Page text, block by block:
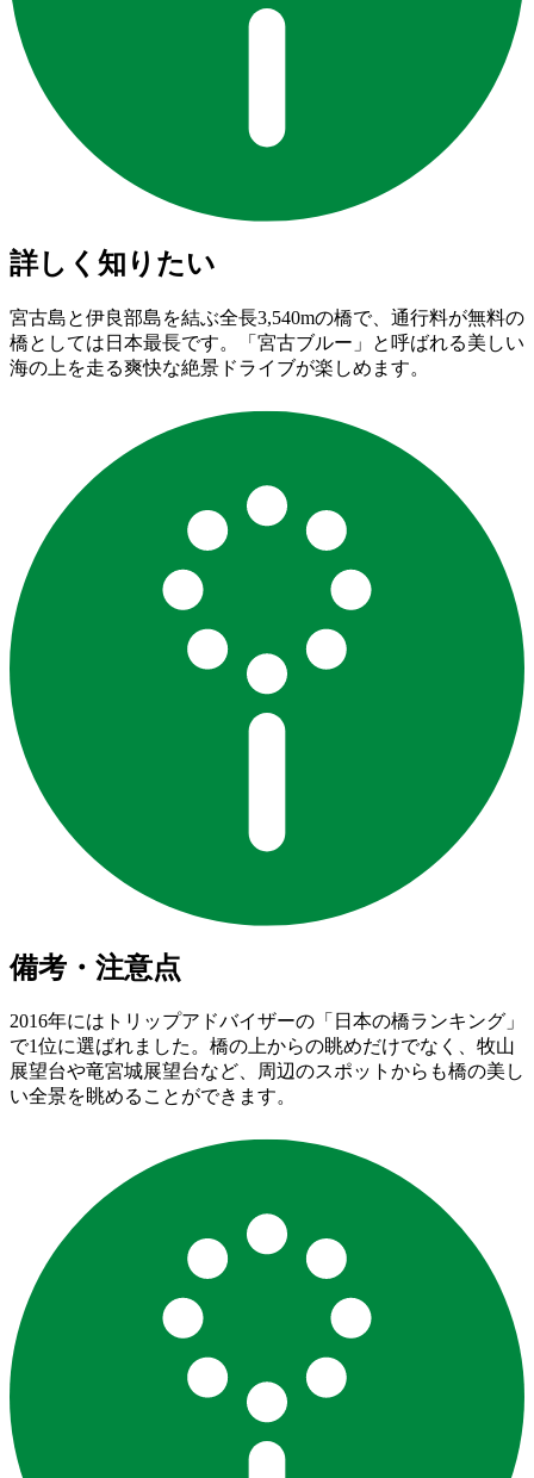
詳しく知りたい
宮古島と伊良部島を結ぶ全長3,540mの橋で、通行料が無料の
橋としては日本最長です。「宮古ブルー」と呼ばれる美しい
海の上を走る爽快な絶景ドライブが楽しめます。
備考・注意点
2016年にはトリップアドバイザーの「日本の橋ランキング」
で1位に選ばれました。橋の上からの眺めだけでなく、牧山
展望台や竜宮城展望台など、周辺のスポットからも橋の美し
い全景を眺めることができます。